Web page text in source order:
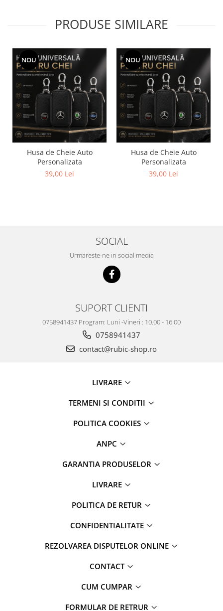
PRODUSE SIMILARE
NOU
Husa de Cheie Auto
Personalizata
39,00 Lei
NOU
Husa de Cheie Auto
Personalizata
39,00 Lei
SOCIAL
Urmareste-ne in social media
SUPORT CLIENTI
0758941437 Program: Luni -Vineri : 10.00 - 16.00
0758941437
contact@rubic-shop.ro
LIVRARE
TERMENI SI CONDITII
POLITICA COOKIES
ANPC
GARANTIA PRODUSELOR
LIVRARE
POLITICA DE RETUR
CONFIDENTIALITATE
REZOLVAREA DISPUTELOR ONLINE
CONTACT
CUM CUMPAR
FORMULAR DE RETRUR